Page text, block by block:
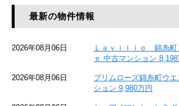
最新の物件情報
2026年08月06日
Ｌａｖｉｌｉｏ 錦糸
ｅ 中古マンション 8,198
2026年08月06日
プリムローズ錦糸町ウ
ション 9,980万円